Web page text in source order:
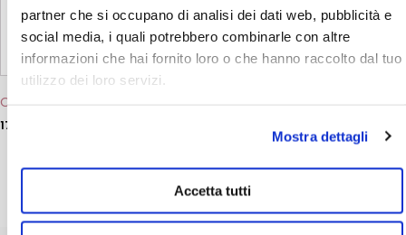
partner che si occupano di analisi dei dati web, pubblicità e
social media, i quali potrebbero combinarle con altre
informazioni che hai fornito loro o che hanno raccolto dal tuo
utilizzo dei loro servizi.
Mostra dettagli
Accetta tutti
Oleo Scrub Hands & Feet
17,20